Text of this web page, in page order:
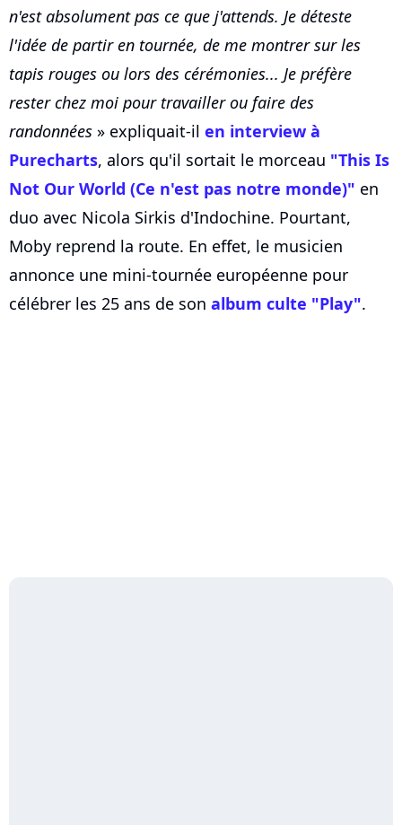
n'est absolument pas ce que j'attends. Je déteste
l'idée de partir en tournée, de me montrer sur les
tapis rouges ou lors des cérémonies... Je préfère
rester chez moi pour travailler ou faire des
randonnées » expliquait-il en interview à
Purecharts, alors qu'il sortait le morceau "This Is
Not Our World (Ce n'est pas notre monde)" en
duo avec Nicola Sirkis d'Indochine. Pourtant,
Moby reprend la route. En effet, le musicien
annonce une mini-tournée européenne pour
célébrer les 25 ans de son album culte "Play".